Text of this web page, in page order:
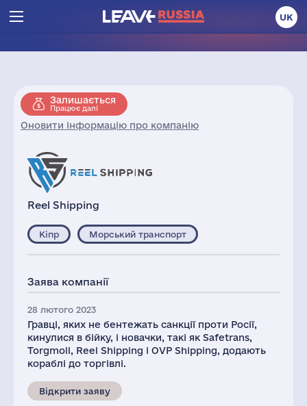
UK
Залишається
Працює далі
Оновити інформацію про компанію
Reel Shipping
Кіпр Морський транспорт
Заява компанії
28 лютого 2023
Гравці, яких не бентежать санкції проти Росії,
кинулися в бійку, і новачки, такі як Safetrans,
Torgmoll, Reel Shipping і OVP Shipping, додають
кораблі до торгівлі.
Відкрити заяву